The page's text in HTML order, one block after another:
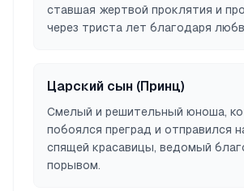
ставшая жертвой проклятия и
через триста лет благодаря
Царский сын (Принц)
Смелый и решительный юноша,
побоялся преград и отправился
спящей красавицы, ведомый
порывом.